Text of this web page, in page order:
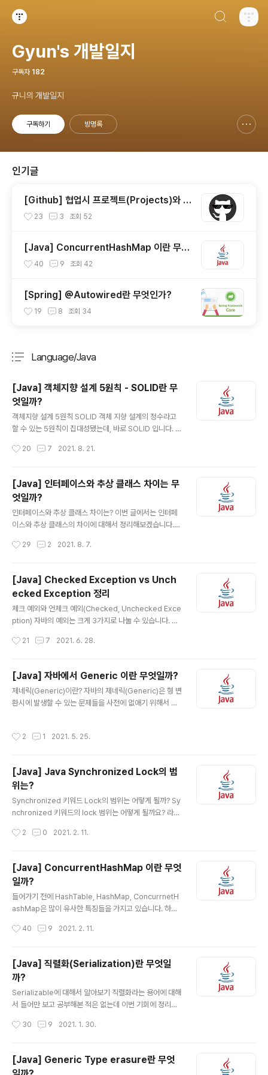
Gyun's 개발일지
구독자 182
규니의 개발일지
구독하기 방명록
인기글
[Github] 협업시 프로젝트(Projects)와 이
슈(Issue) 사용하기
23 3 조회 52
[Java] ConcurrentHashMap 이란 무엇
일까?
40 9 조회 42
[Spring] @Autowired란 무엇인가?
19 8 조회 34
Language/Java
[Java] 객체지향 설계 5원칙 - SOLID란 무
엇일까?
객체지향 설계 5원칙 SOLID 객체 지향 설계의 정수라고
할 수 있는 5원칙이 집대성됐는데, 바로 SOLID 입니다. S
OCP(Open Closed Priciple): 개방 폐쇄 원칙 LSP(Li
nterface Segregation Principle): 인터페이스 분리
원칙 DIP(Dependency Inversion Principle): 의존
역전 원칙 SRP - 단일 책임 원칙 어떤 클래스를 변경해야
하는 이유는 오직 하나뿐이어야 한다. - 로버트 C.마틴 위
의 남자 클래스를 보면 그냥 보아도 이 사람이 해야 할 역
20 7 2021. 8. 21.
[Java] 인터페이스와 추상 클래스 차이는 무
엇일까?
인터페이스와 추상 클래스 차이는? 이번 글에서는 인터페
이스와 추상 클래스의 차이에 대해서 정리해보겠습니다.
간 알듯 말듯 한데 대답하기는 애매한 주제라 한번 각각 특
미완성 설계도에 비유할 수 있습니다. 추상 클래스는 키워
드 abstract를 붙이기만 하면 됩니다. public abstract
class Test {} 추상 클래스는 추상 메소드를 0개 이상 가
지고 있다는 것을 제외하고는 일반 클래스와 전혀 다르지
데 구현부가 없는 메소드를 의미합니다. public class 쥐
29 2 2021. 8. 7.
[Java] Checked Exception vs Unch
ecked Exception 정리
체크 예외와 언체크 예외(Checked, Unchecked Exce
ption) 자바의 예외는 크게 3가지로 나눌 수 있습니다. 체
(Unchecked Exception) 자바에서 에러, 예외 관련된
스를 기준으로 Error, Exception 클래스로 나뉘어집니
다. 왼쪽에 보이는 Error는 말 그대로 에러와 관련된 클래
스입니다. 그리고 오른쪽에 보이는 Exception 도 말 그대
로 예외와 관련된 클래스입니다. 자바에서는 실행 시(runti
에러는..
21 7 2021. 6. 28.
[Java] 자바에서 Generic 이란 무엇일까?
제네릭(Generic)이란? 자바의 제네릭(Generic)은 형 변
환시에 발생할 수 있는 문제들을 사전에 없애기 위해서 만
다. public class CastingDTO { private Object obj
rn object; } } public class GenericSample { publi
c static void main(String[] args) { GenericSampl
e sample = new GenericS..
2 1 2021. 5. 25.
[Java] Java Synchronized Lock의 범
위는?
Synchronized 키워드 Lock의 범위는 어떻게 될까? Sy
nchronized 키워드의 lock 범위는 어떻게 될까요? 라는
전에 예제 코드를 보면서 알아보겠습니다. public class
er musicPlayer1 = new MusicPlayer(1, box); Mus
icPlayer musicPlayer2 = new MusicPlayer(2, bo
x); musicPlayer1.start(); musicPlayer2.start(); } }
public class MusicB..
2 0 2021. 2. 11.
[Java] ConcurrentHashMap 이란 무엇
일까?
들어가기 전에 HashTable, HashMap, ConcurrnetH
ashMap은 많이 유사한 특징들을 가지고 있습니다. 하지
게 어떤 차이가 있는지 알아보면서 시작하겠습니다. Hash
izable { public synchronized int size() { } @Supp
ressWarnings("unchecked") public synchronize
d V get(Object key) { } public synchronized V pu
t(K key, V value) { } } Hashta..
40 9 2021. 2. 11.
[Java] 직렬화(Serialization)란 무엇일
까?
Serializable에 대해서 알아보기 직렬화라는 용어에 대해
서 들어만 보고 공부해본 적은 없는데 이번 기회에 정리를
겠습니다. public interface Serializable { } Serializa
이스가 도대체 왜 있는 것일까요? 개발을 하다 보면 아래와
30 9 2021. 1. 30.
[Java] Generic Type erasure란 무엇